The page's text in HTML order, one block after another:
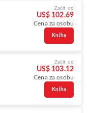
Začít od
US$ 102.69
Cena za osobu
Kniha
Začít od
US$ 103.12
Cena za osobu
Kniha